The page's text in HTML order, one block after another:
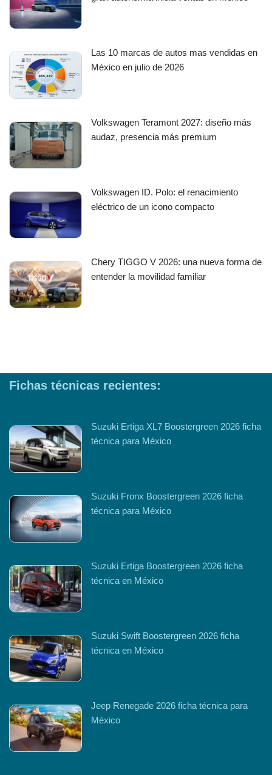
Las 10 marcas de autos mas vendidas en
México en julio de 2026
Volkswagen Teramont 2027: diseño más
audaz, presencia más premium
Volkswagen ID. Polo: el renacimiento
eléctrico de un icono compacto
Chery TIGGO V 2026: una nueva forma de
entender la movilidad familiar
Fichas técnicas recientes:
Suzuki Ertiga XL7 Boostergreen 2026 ficha
técnica para México
Suzuki Fronx Boostergreen 2026 ficha
técnica para México
Suzuki Ertiga Boostergreen 2026 ficha
técnica en México
Suzuki Swift Boostergreen 2026 ficha
técnica en México
Jeep Renegade 2026 ficha técnica para
México